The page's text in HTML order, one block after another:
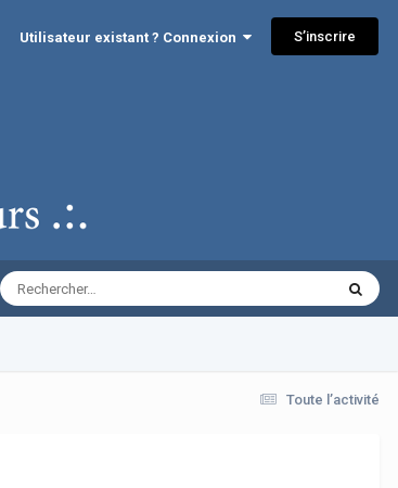
Utilisateur existant ? Connexion S’inscrire
Toute l’activité